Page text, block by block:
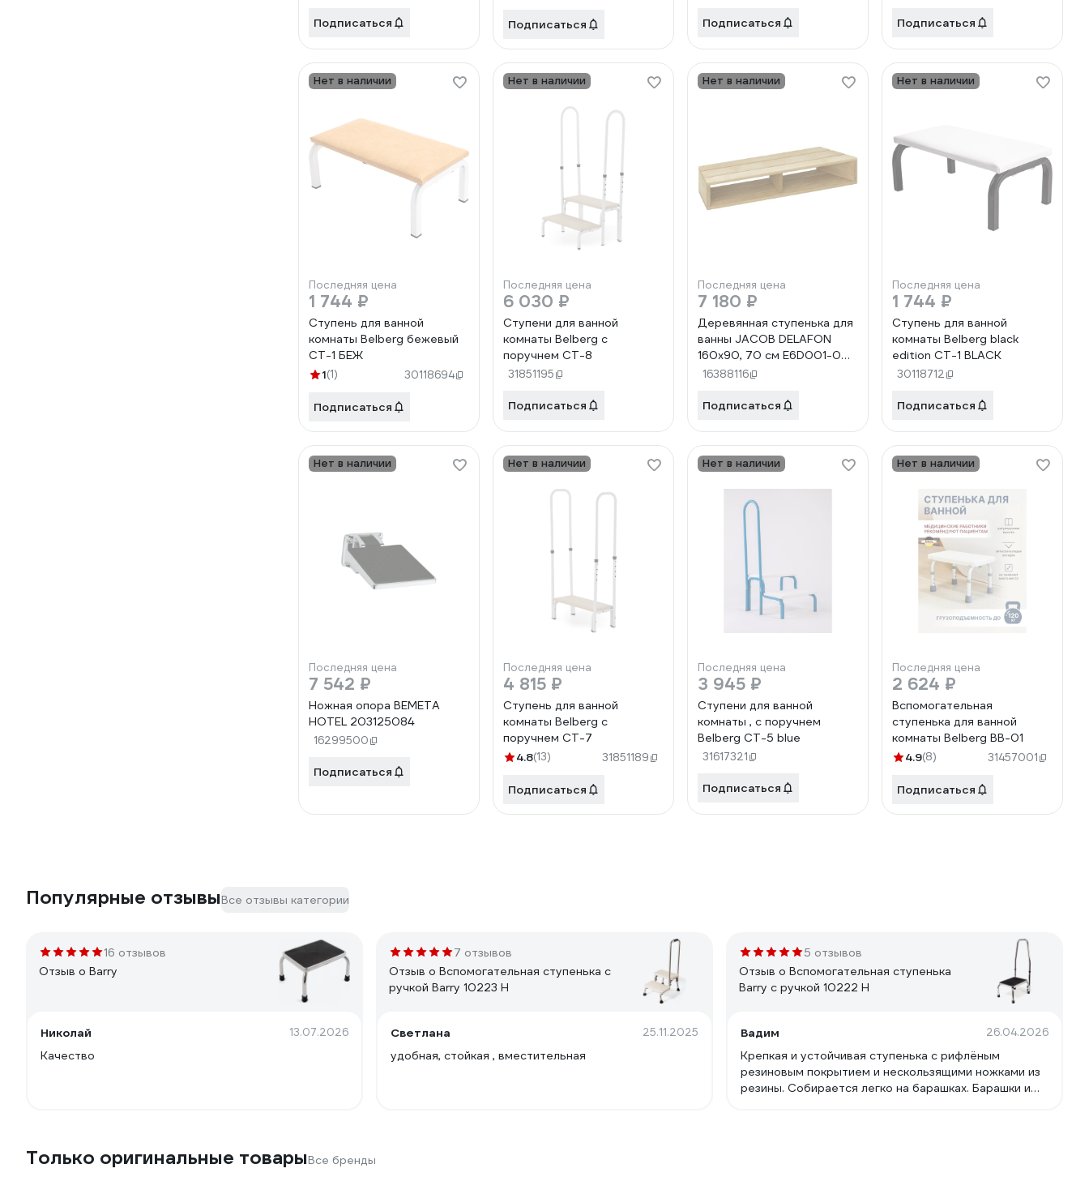
Подписаться Подписаться Подписаться Подписаться
Нет в наличии
Последняя цена
1 744 ₽
Ступень для ванной
комнаты Belberg бежевый
CT-1 БЕЖ
1(1) 30118694
Подписаться
Нет в наличии
Последняя цена
6 030 ₽
Ступени для ванной
комнаты Belberg с
поручнем СТ-8
31851195
Подписаться
Нет в наличии
Последняя цена
7 180 ₽
Деревянная ступенька для
ванны JACOB DELAFON
160x90, 70 cм E6D001-00
00000028381
16388116
Подписаться
Нет в наличии
Последняя цена
1 744 ₽
Ступень для ванной
комнаты Belberg black
edition CT-1 BLACK
30118712
Подписаться
Нет в наличии
Последняя цена
7 542 ₽
Ножная опора BEMETA
HOTEL 203125084
16299500
Подписаться
Нет в наличии
Последняя цена
4 815 ₽
Ступень для ванной
комнаты Belberg с
поручнем СТ-7
4.8(13) 31851189
Подписаться
Нет в наличии
Последняя цена
3 945 ₽
Ступени для ванной
комнаты , с поручнем
Belberg СТ-5 blue
31617321
Подписаться
Нет в наличии
Последняя цена
2 624 ₽
Вспомогательная
ступенька для ванной
комнаты Belberg BB-01
4.9(8) 31457001
Подписаться
Популярные отзывыВсе отзывы категории
16 отзывов
Отзыв о Barry
Николай 13.07.2026
Качество
7 отзывов
Отзыв о Вспомогательная ступенька с
ручкой Barry 10223 H
Светлана 25.11.2025
удобная, стойкая , вместительная
5 отзывов
Отзыв о Вспомогательная ступенька
Barry с ручкой 10222 H
Вадим 26.04.2026
Крепкая и устойчивая ступенька с рифлёным
резиновым покрытием и нескользящими ножками из
резины. Собирается легко на барашках. Барашки и
Только оригинальные товарыВсе бренды